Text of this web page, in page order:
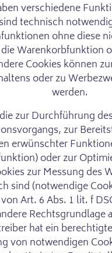
verschiedene
technisch
ohne diese
Warenkorbfunktion
Cookies können
oder zu
werden.
zur Durchführung
zur
erwünschter
oder zur
zur Messung des
sind (notwendige
Art. 6 Abs. 1 lit. f
Rechtsgrundlage
hat ein
von notwendigen